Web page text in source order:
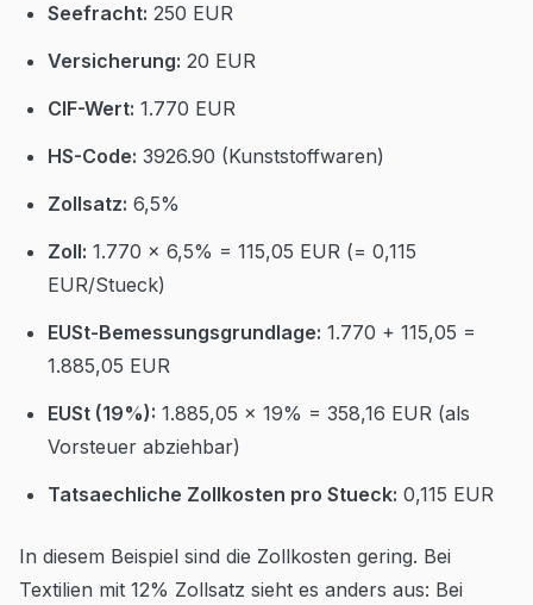
Seefracht: 250 EUR
Versicherung: 20 EUR
CIF-Wert: 1.770 EUR
HS-Code: 3926.90 (Kunststoffwaren)
Zollsatz: 6,5%
Zoll: 1.770 x 6,5% = 115,05 EUR (= 0,115
EUR/Stueck)
EUSt-Bemessungsgrundlage: 1.770 + 115,05 =
1.885,05 EUR
EUSt (19%): 1.885,05 x 19% = 358,16 EUR (als
Vorsteuer abziehbar)
Tatsaechliche Zollkosten pro Stueck: 0,115 EUR
In diesem Beispiel sind die Zollkosten gering. Bei
Textilien mit 12% Zollsatz sieht es anders aus: Bei